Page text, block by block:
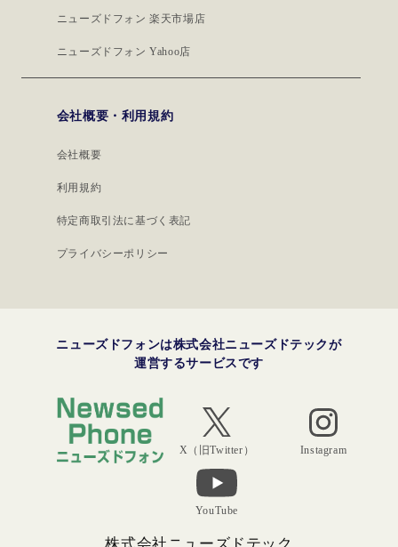
ニューズドフォン 楽天市場店
ニューズドフォン Yahoo店
会社概要・利用規約
会社概要
利用規約
特定商取引法に基づく表記
プライバシーポリシー
ニューズドフォンは株式会社ニューズドテックが
運営するサービスです
X（旧Twitter） Instagram
YouTube